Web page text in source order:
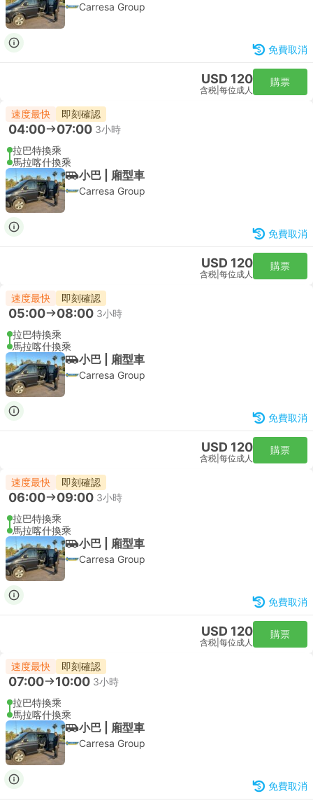
Carresa Group
免費取消
USD 120
含税 每位成人
購票
速度最快 即刻確認
04:00 07:00 3小時
拉巴特換乘
馬拉喀什換乘
小巴 | 廂型車
Carresa Group
免費取消
USD 120
含税 每位成人
購票
速度最快 即刻確認
05:00 08:00 3小時
拉巴特換乘
馬拉喀什換乘
小巴 | 廂型車
Carresa Group
免費取消
USD 120
含税 每位成人
購票
速度最快 即刻確認
06:00 09:00 3小時
拉巴特換乘
馬拉喀什換乘
小巴 | 廂型車
Carresa Group
免費取消
USD 120
含税 每位成人
購票
速度最快 即刻確認
07:00 10:00 3小時
拉巴特換乘
馬拉喀什換乘
小巴 | 廂型車
Carresa Group
免費取消